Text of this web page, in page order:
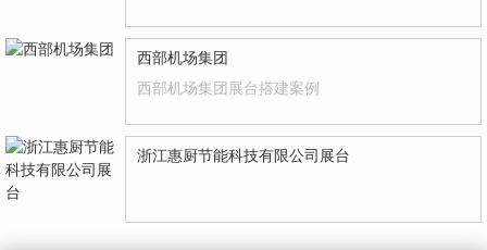
西部机场集团
西部机场集团展台搭建案例
浙江惠厨节能科技有限公司展台